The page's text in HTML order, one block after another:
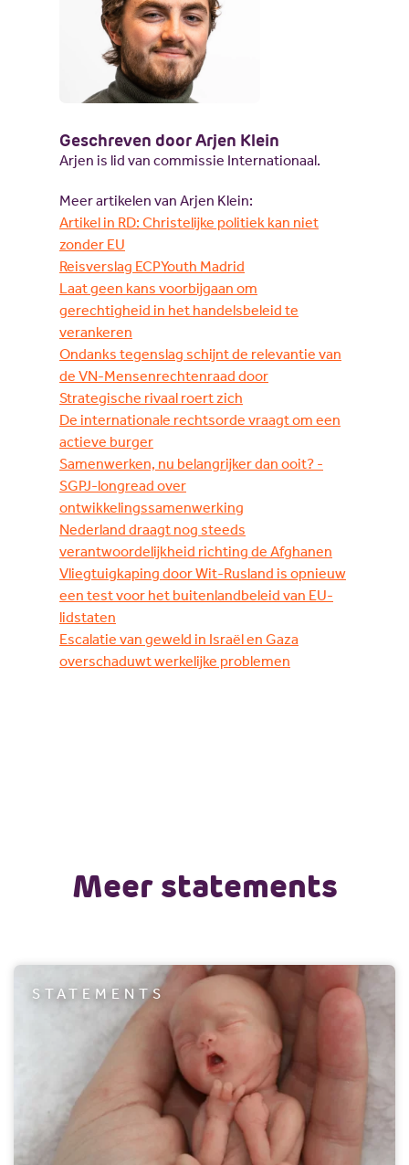
Geschreven door Arjen Klein
Arjen is lid van commissie Internationaal.
Meer artikelen van Arjen Klein:
Artikel in RD: Christelijke politiek kan niet
zonder EU
Reisverslag ECPYouth Madrid
Laat geen kans voorbijgaan om
gerechtigheid in het handelsbeleid te
verankeren
Ondanks tegenslag schijnt de relevantie van
de VN-Mensenrechtenraad door
Strategische rivaal roert zich
De internationale rechtsorde vraagt om een
actieve burger
Samenwerken, nu belangrijker dan ooit? -
SGPJ-longread over
ontwikkelingssamenwerking
Nederland draagt nog steeds
verantwoordelijkheid richting de Afghanen
Vliegtuigkaping door Wit-Rusland is opnieuw
een test voor het buitenlandbeleid van EU-
lidstaten
Escalatie van geweld in Israël en Gaza
overschaduwt werkelijke problemen
Meer statements
STATEMENTS